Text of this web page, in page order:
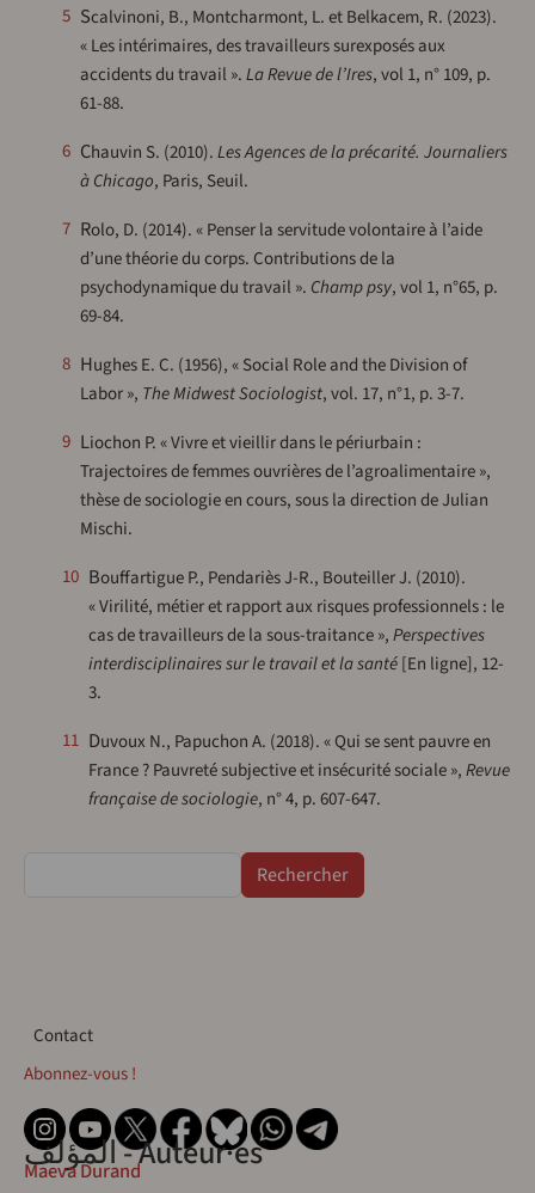
5 Scalvinoni, B., Montcharmont, L. et Belkacem, R. (2023).
« Les intérimaires, des travailleurs surexposés aux
accidents du travail ».La Revue de l’Ires, vol 1, n° 109, p.
61-88.
6
Chauvin S. (2010).Les Agences de la précarité. Journaliers
à Chicago, Paris, Seuil.
7 Rolo, D. (2014). « Penser la servitude volontaire à l’aide
d’une théorie du corps. Contributions de la
psychodynamique du travail ». Champ psy, vol 1, n°65, p.
69-84.
8 Hughes E. C. (1956), « Social Role and the Division of
Labor », The Midwest Sociologist, vol. 17, n°1, p. 3-7.
9 Liochon P. « Vivre et vieillir dans le périurbain :
Trajectoires de femmes ouvrières de l’agroalimentaire »,
thèse de sociologie en cours, sous la direction de Julian
Mischi.
10 Bouffartigue P., Pendariès J-R., Bouteiller J. (2010).
« Virilité, métier et rapport aux risques professionnels : le
cas de travailleurs de la sous-traitance »,Perspectives
interdisciplinaires sur le travail et la santé[En ligne], 12-
3.
11 Duvoux N., Papuchon A. (2018). « Qui se sent pauvre en
France ? Pauvreté subjective et insécurité sociale »,Revue
française de sociologie, n° 4, p. 607-647.
Contact
Contact
Abonnez-vous !
المؤلف - Auteur·esMaeva Durand